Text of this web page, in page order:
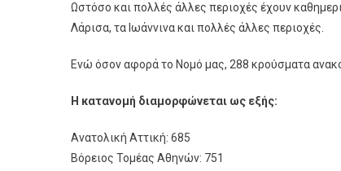
Ωστόσο και πολλές άλλες περιοχές έχουν
Λάρισα, τα Ιωάννινα και πολλές άλλες περιοχές.
Ενώ όσον αφορά το Νομό μας, 288 κρούσματα
Η κατανομή διαμορφώνεται ως εξής:
Ανατολική Αττική: 685
Βόρειος Τομέας Αθηνών: 751